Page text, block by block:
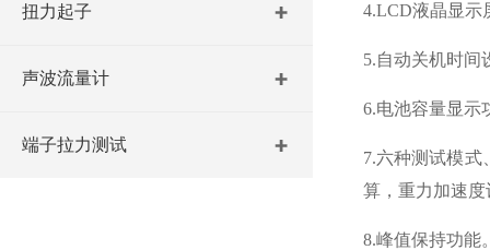
扭力起子
声波流量计
端子拉力测试
4.LCD液晶显示
5.自动关机时间
6.电池容量显示
7.六种测试模式
算，重力加速度
8.峰值保持功能